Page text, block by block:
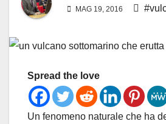
MAG 19, 2016
Spread the love
Un fenomeno naturale che ha